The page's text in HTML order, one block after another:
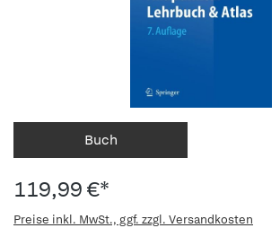
Buch
119,99 €*
Preise inkl. MwSt., ggf. zzgl. Versandkosten